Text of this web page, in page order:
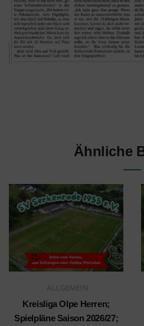
Ähnliche
ALLGEMEIN
Kreisliga Olpe Herren;
Spielpläne Saison 2026/27;